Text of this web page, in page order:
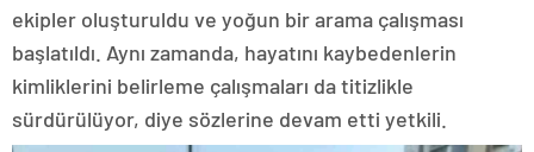
ekipler oluşturuldu ve yoğun bir arama çalışması
başlatıldı. Aynı zamanda, hayatını kaybedenlerin
kimliklerini belirleme çalışmaları da titizlikle
sürdürülüyor, diye sözlerine devam etti yetkili.